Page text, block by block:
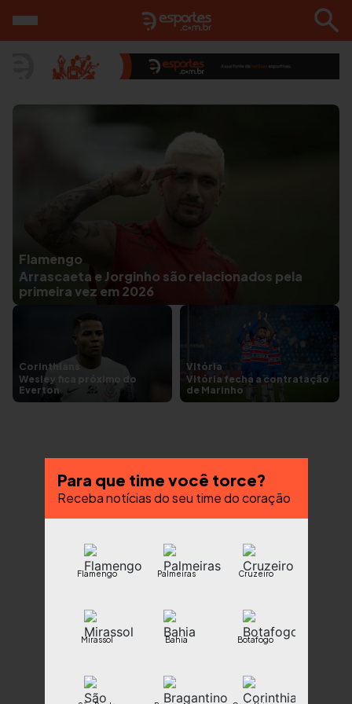
Flamengo
Arrascaeta e Jorginho são relacionados pela
primeira vez em 2026
Corinthians
Wesley fica próximo do
Everton
Vitória
Vitória fecha a contratação
de Marinho
Para que time você torce?
Receba notícias do seu time do coração
Flamengo Palmeiras Cruzeiro
Mirassol Bahia Botafogo